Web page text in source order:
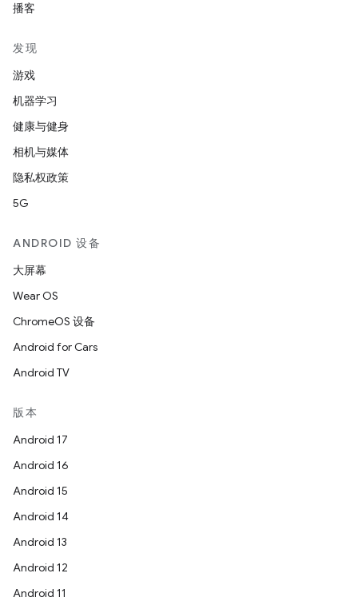
播客
发现
游戏
机器学习
健康与健身
相机与媒体
隐私权政策
5G
ANDROID 设备
大屏幕
Wear OS
ChromeOS 设备
Android for Cars
Android TV
版本
Android 17
Android 16
Android 15
Android 14
Android 13
Android 12
Android 11